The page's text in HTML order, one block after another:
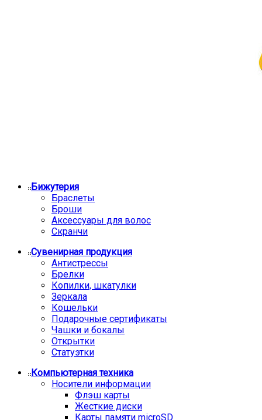
Бижутерия
Браслеты
Броши
Аксессуары для волос
Скранчи
Сувенирная продукция
Антистрессы
Брелки
Копилки, шкатулки
Зеркала
Кошельки
Подарочные сертификаты
Чашки и бокалы
Открытки
Статуэтки
Компьютерная техника
Носители информации
Флэш карты
Жесткие диски
Карты памяти microSD